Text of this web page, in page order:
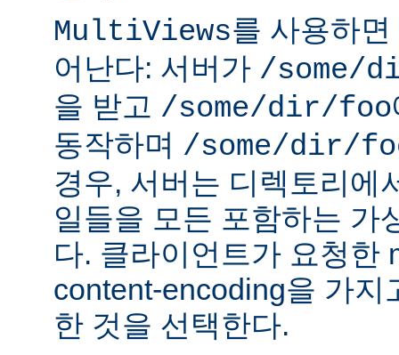
MultiViews를 사용하
어난다: 서버가 /some/
을 받고 /some/dir/foo
동작하며 /some/dir/
경우, 서버는 디렉토리에
일들을 모든 포함하는 가
다. 클라이언트가 요청한
content-encoding을 가지
한 것을 선택한다.